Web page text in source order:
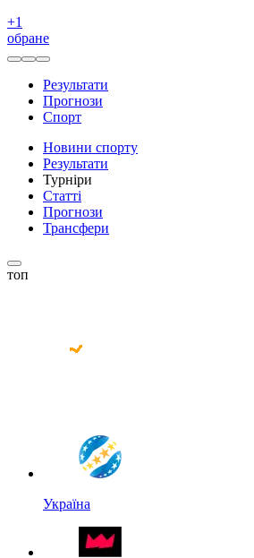
+1
обране
Результати
Прогнози
Спорт
Новини спорту
Результати
Турніри
Статті
Прогнози
Трансфери
топ
Україна